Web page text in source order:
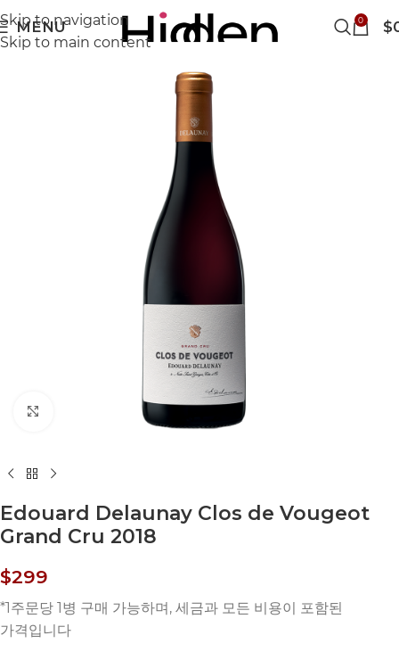
Skip to navigation
Skip to main content
MENU 0 $
Click to enlarge
Edouard Delaunay Clos de Vougeot
Grand Cru 2018
$299